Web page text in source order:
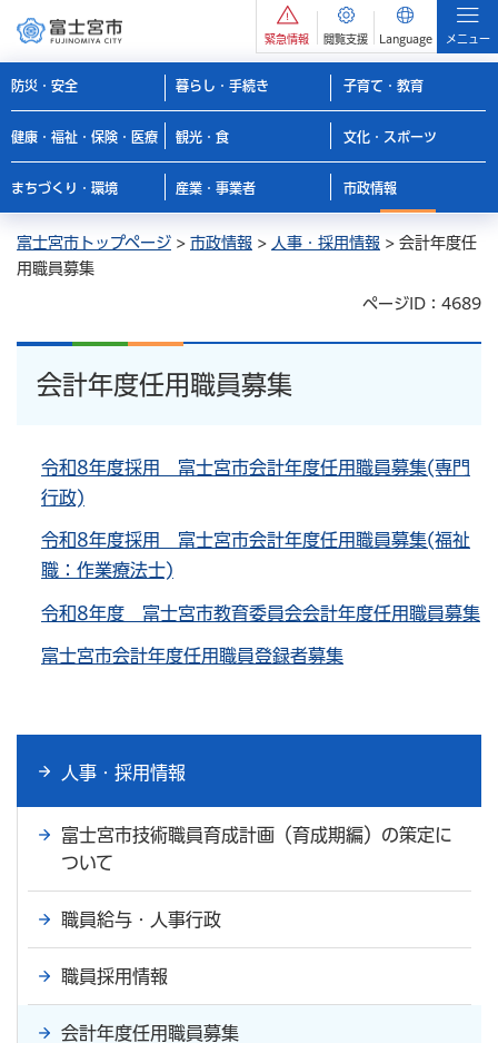
緊急情報 閲覧支援 Language メニュー
防災・安全 暮らし・手続き 子育て・教育
健康・福祉・保険・医療 観光・食 文化・スポーツ
まちづくり・環境 産業・事業者 市政情報
富士宮市トップページ > 市政情報 > 人事・採用情報 > 会計年度任
用職員募集
ページID：4689
会計年度任用職員募集
令和8年度採用 富士宮市会計年度任用職員募集(専門
行政)
令和8年度採用 富士宮市会計年度任用職員募集(福祉
職：作業療法士)
令和8年度 富士宮市教育委員会会計年度任用職員募集
富士宮市会計年度任用職員登録者募集
人事・採用情報
富士宮市技術職員育成計画（育成期編）の策定に
ついて
職員給与・人事行政
職員採用情報
会計年度任用職員募集